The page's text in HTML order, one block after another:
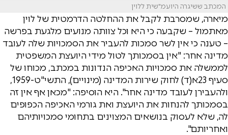
המכתב ששיגרה היועמ"שית ללוין
מיארה, שמסרבת לקבל את ההחלטה הדרמטית של לוין
מאתמול – שקבעה כי היא וכל צוותה מנועים מלגעת בפרשה
– טענה כי אין לשר סמכות להעביר את הסמכויות שלה לעובד
מדינה אחר: "אין בסמכותך לטול מידי היועצת המשפטית
לממשלה את סמכויות האכיפה הנדונות במכתב, מכוחו של
סעיף 23א(ד) לחוק שירות המדינה (מינויים), התשי"ט-1959,
ולהעבירן לעובד מדינה אחר". היא הוסיפה: "מכאן אף אין זה
בסמכותך להנחות את היועצת ואת גורמי האכיפה הכפופים
לה, שלא לעסוק בנושאים המצוינים בתחומי סמכויותיהם
ואחריותם".